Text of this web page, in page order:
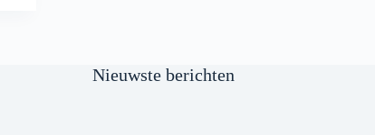
Nieuwste berichten